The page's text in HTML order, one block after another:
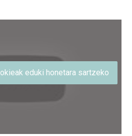
eduki honetara sartzeko